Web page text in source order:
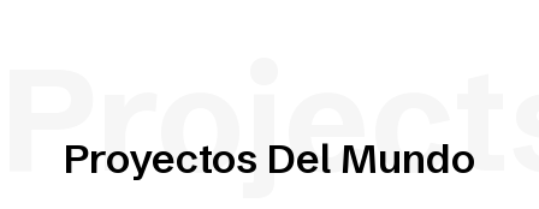
Proyectos Del Mundo